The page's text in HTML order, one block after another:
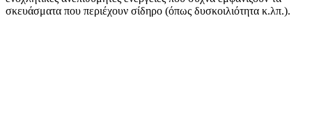
σκευάσματα που περιέχουν σίδηρο (όπως δυσκοιλιότητα κ.λπ.).